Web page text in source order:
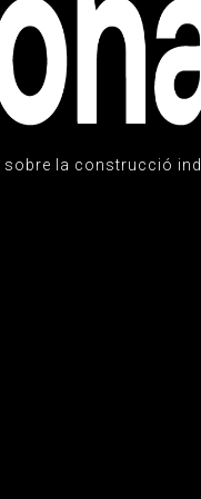
sobre la construcció